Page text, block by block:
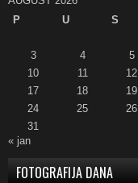
P
U S
3
4 5
10
11 12
17
18 19
24
25 26
31
« jan
FOTOGRAFIJA DANA